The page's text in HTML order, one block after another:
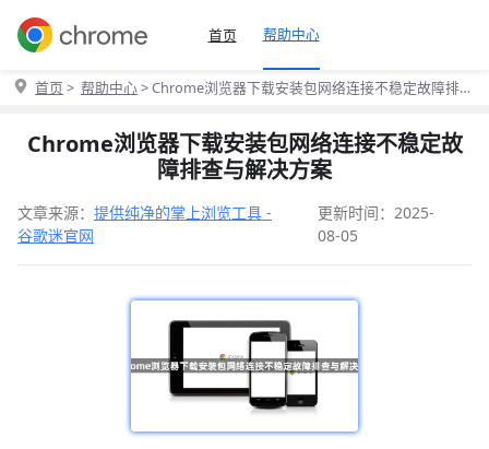
首页 帮助中心
首页 > 帮助中心> Chrome浏览器下载安装包网络连接不稳定故障排
Chrome浏览器下载安装包网络连接不稳定故
障排查与解决方案
文章来源： 提供纯净的掌上浏览工具 -
谷歌迷官网
更新时间：2025-
08-05